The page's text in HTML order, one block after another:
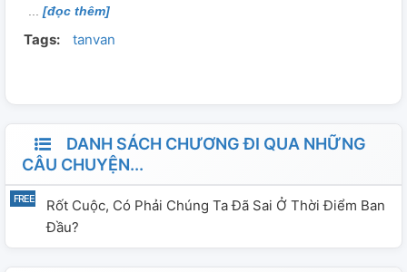
chuyện tình yêu ngắn của tôi viết nên, tôi mong các bạn
sẽ thích nó, và qua đó nếu các bạn thấy được bản thân
mong em đủ sức vượt qua" ( một câu nói trong câu
chuyện của Rolige_) CẢM ƠN CÁC BẠN THÂN YÊU ĐÃ
THEO DÕI CÂU CHUYỆN CỦA TÔI
[đọc thêm]
Tags: tanvan
DANH SÁCH CHƯƠNG ĐI QUA NHỮNG
CÂU CHUYỆN...
Rốt Cuộc, Có Phải Chúng Ta Đã Sai Ở Thời Điểm Ban
Đầu?